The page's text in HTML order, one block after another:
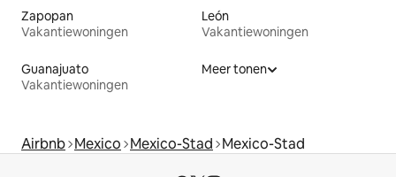
Zapopan
Vakantiewoningen
León
Vakantiewoningen
Guanajuato
Vakantiewoningen
Meer tonen
Airbnb Mexico Mexico-Stad Mexico-Stad